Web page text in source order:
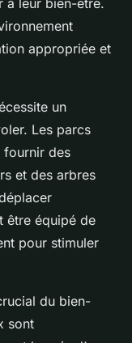
à leur bien-être.
appropriée et
un
Les parcs
fournir des
et des arbres
être équipé de
pour stimuler
du bien-
sont